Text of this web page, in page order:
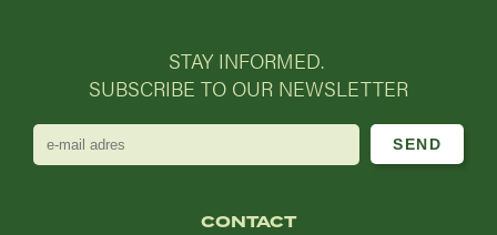
STAY INFORMED.
SUBSCRIBE TO OUR NEWSLETTER
e-
mail
CONTACT